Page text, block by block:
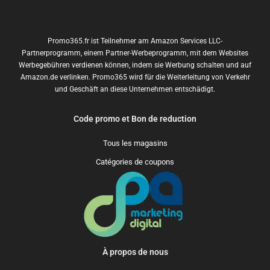
Promo365.fr ist Teilnehmer am Amazon Services LLC-
Partnerprogramm, einem Partner-Werbeprogramm, mit dem Websites
Werbegebühren verdienen können, indem sie Werbung schalten und auf
Amazon.de verlinken. Promo365 wird für die Weiterleitung von Verkehr
und Geschäft an diese Unternehmen entschädigt.
Code promo et Bon de reduction
Tous les magasins
Catégories de coupons
À propos de nous